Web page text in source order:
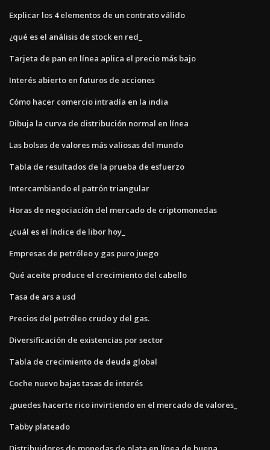
Explicar los 4 elementos de un contrato válido
¿qué es el análisis de stock en red_
Tarjeta de pan en línea aplica el precio más bajo
Interés abierto en futuros de acciones
Cómo hacer comercio intradía en la india
Dibuja la curva de distribución normal en línea
Las bolsas de valores más valiosas del mundo
Tabla de resultados de la prueba de esfuerzo
Intercambiando el patrón triangular
Horas de negociación del mercado de criptomonedas
¿cuál es el índice de libor hoy_
Empresas de petróleo y gas puro juego
Qué aceite produce el crecimiento del cabello
Tasa de ars a usd
Precios del petróleo crudo y del gas.
Diversificación de existencias por sector
Tabla de crecimiento de deuda global
Coche nuevo bajas tasas de interés
¿puedes hacerte rico invirtiendo en el mercado de valores_
Tabby plateado